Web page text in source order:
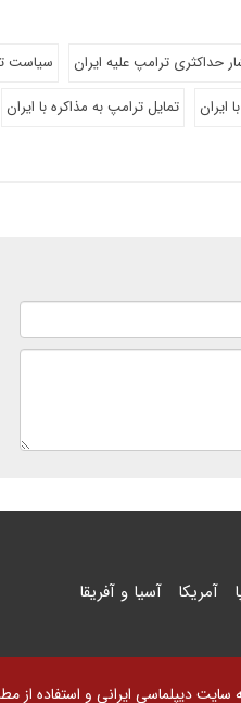
حداکثری ترامپ علیه ایران سیاست
ایران
تمایل ترامپ به مذاکره با ایران
آمریکا آسیا و آفریقا
دیپلماسی ایرانی و استفاده از